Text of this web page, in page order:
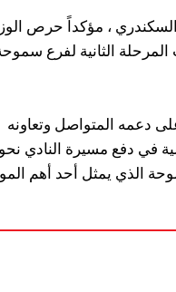
السكندري ، مؤكداً حرص
الثانية لفرع
دعمه المتواصل وتعاونه
في دفع مسيرة النادي نحو
الذي يمثل أحد أهم